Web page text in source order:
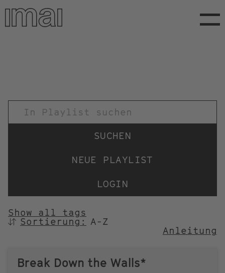
Direkt
zum
Inhalt
NEUE PLAYLIST
LOGIN
Show all tags
SORTIEREN
Sortierung:
Anleitung
Break Down the Walls*